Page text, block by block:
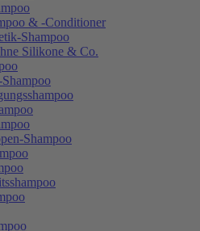
& -Conditioner
Shampoo
Silikone & Co.
Shampoo